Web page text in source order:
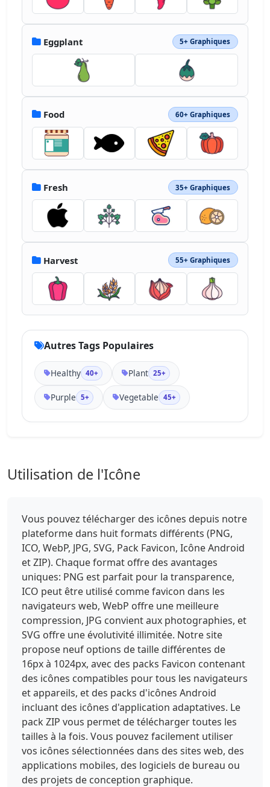
Eggplant 5+ Graphiques
Food 60+ Graphiques
Fresh 35+ Graphiques
Harvest 55+ Graphiques
Autres Tags Populaires
Healthy 40+ Plant 25+
Purple 5+ Vegetable 45+
Utilisation de l'Icône
Vous pouvez télécharger des icônes depuis notre
plateforme dans huit formats différents (PNG,
ICO, WebP, JPG, SVG, Pack Favicon, Icône Android
et ZIP). Chaque format offre des avantages
uniques: PNG est parfait pour la transparence,
ICO peut être utilisé comme favicon dans les
navigateurs web, WebP offre une meilleure
compression, JPG convient aux photographies, et
SVG offre une évolutivité illimitée. Notre site
propose neuf options de taille différentes de
16px à 1024px, avec des packs Favicon contenant
des icônes compatibles pour tous les navigateurs
et appareils, et des packs d'icônes Android
incluant des icônes d'application adaptatives. Le
pack ZIP vous permet de télécharger toutes les
tailles à la fois. Vous pouvez facilement utiliser
vos icônes sélectionnées dans des sites web, des
applications mobiles, des logiciels de bureau ou
des projets de conception graphique.